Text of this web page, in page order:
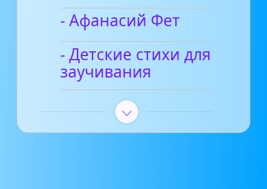
- Афанасий Фет
- Детские стихи для
заучивания